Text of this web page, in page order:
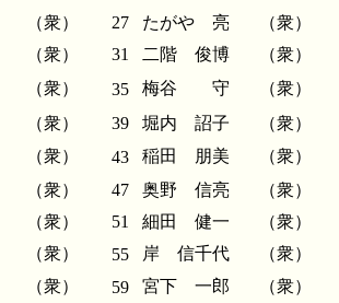
（衆） 27 たがや 亮 （衆）
（衆） 31 二階 俊博 （衆）
（衆） 35 梅谷 守 （衆）
（衆） 39 堀内 詔子 （衆）
（衆） 43 稲田 朋美 （衆）
（衆） 47 奥野 信亮 （衆）
（衆） 51 細田 健一 （衆）
（衆） 55 岸 信千代 （衆）
（衆） 59 宮下 一郎 （衆）